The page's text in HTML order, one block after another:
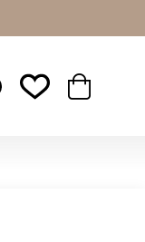
Winkelwagen